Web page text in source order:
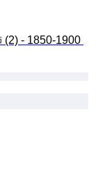
(2) - 1850-1900